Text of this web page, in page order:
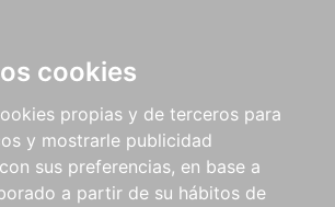
cookies
propias y de terceros para
y mostrarle publicidad
sus preferencias, en base a
a partir de su hábitos de